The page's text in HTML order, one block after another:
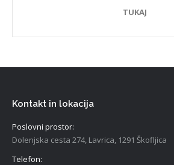
TUKAJ
Kontakt in lokacija
Poslovni prostor:
Dolenjska cesta 274, Lavrica, 1291 Škofljica
Telefon: